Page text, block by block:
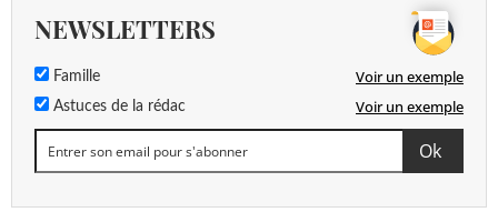
NEWSLETTERS
Famille Voir un exemple
Astuces de la rédac Voir un exemple